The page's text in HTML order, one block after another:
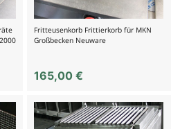
Fritteusenkorb Frittierkorb für MKN
Großbecken Neuware
165,00€